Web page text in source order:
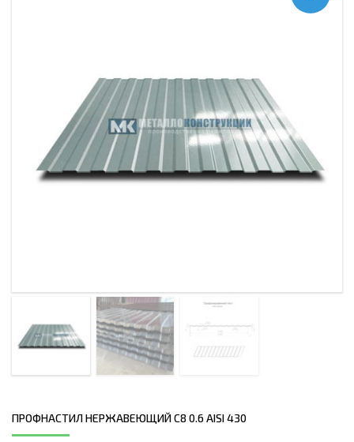
ПРОФНАСТИЛ НЕРЖАВЕЮЩИЙ С8 0.6 AISI 430